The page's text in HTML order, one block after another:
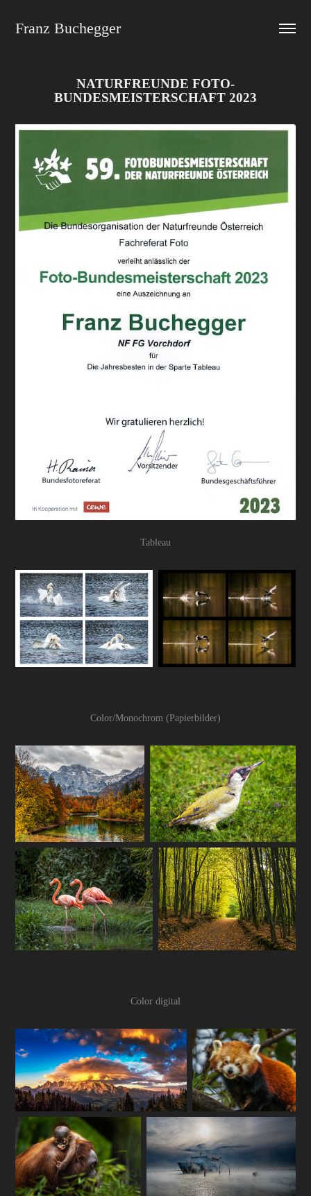
Franz Buchegger
NATURFREUNDE FOTO-
BUNDESMEISTERSCHAFT 2023
Tableau
Color/Monochrom (Papierbilder)
Color digital